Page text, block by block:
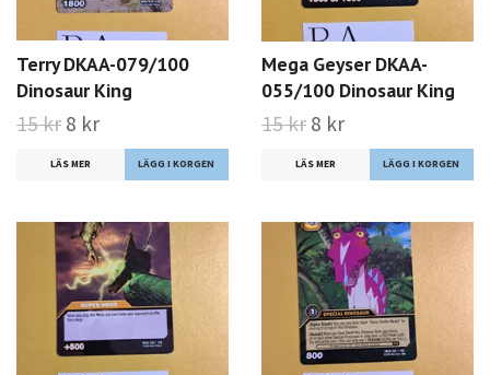
Terry DKAA-079/100
Dinosaur King
15 kr 8 kr
LÄS MER
Mega Geyser DKAA-
055/100 Dinosaur King
15 kr 8 kr
LÄS MER